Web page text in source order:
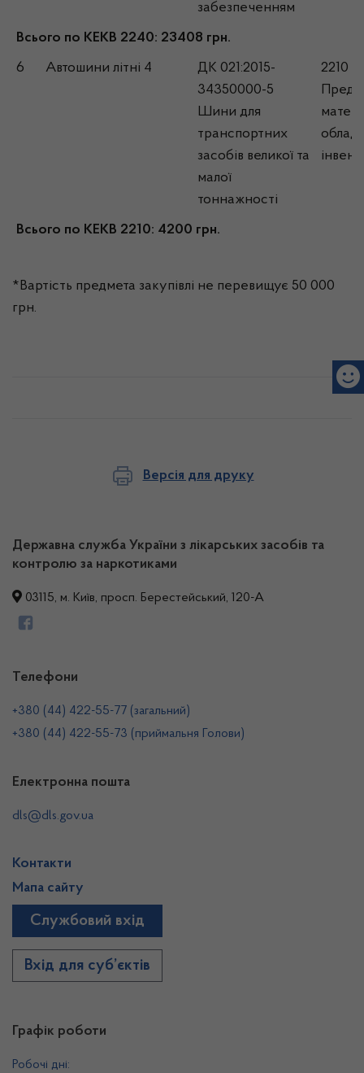
забезпеченням
Всього по КЕКВ 2240: 23408 грн.
6 Автошини літні 4
ДК 021:2015-
34350000-5
Шини для
транспортних
засобів великої та
малої
тоннажності
2210
Всього по КЕКВ 2210: 4200 грн.
*Вартість предмета закупівлі не перевищує 50 000
грн.
Версія для друку
Державна служба України з лікарських засобів та
контролю за наркотиками
03115, м. Київ, просп. Берестейський, 120-А
Графік роботи
Робочі дні:
Телефони
+380 (44) 422-55-77 (загальний)
+380 (44) 422-55-73 (приймальня Голови)
Електронна пошта
dls@dls.gov.ua
Контакти
Мапа сайту
Службовий вхід
Вхід для суб’єктів